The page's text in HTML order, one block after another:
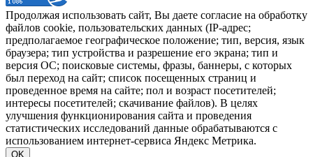
Продолжая использовать сайт, Вы даете согласие на обработку
файлов cookie, пользовательских данных (IP-адрес;
предполагаемое географическое положение; тип, версия, язык
браузера; тип устройства и разрешение его экрана; тип и
версия ОС; поисковые системы, фразы, баннеры, с которых
был переход на сайт; список посещенных страниц и
проведенное время на сайте; пол и возраст посетителей;
интересы посетителей; скачивание файлов). В целях
улучшения функционирования сайта и проведения
статистических исследований данные обрабатываются с
использованием интернет-сервиса Яндекс Метрика.
OK